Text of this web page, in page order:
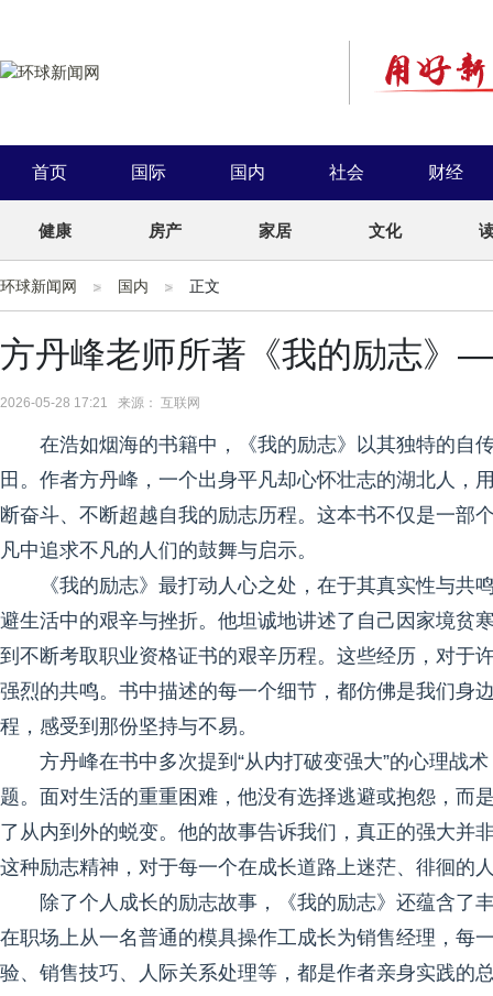
首页 国际 国内 社会 财经
健康 房产 家居 文化
环球新闻网 国内 正文
方丹峰老师所著《我的励志》
2026-05-28 17:21 来源： 互联网
在浩如烟海的书籍中，《我的励志》以其独特的自
田。作者方丹峰，一个出身平凡却心怀壮志的湖北人，
断奋斗、不断超越自我的励志历程。这本书不仅是一部
凡中追求不凡的人们的鼓舞与启示。
《我的励志》最打动人心之处，在于其真实性与
避生活中的艰辛与挫折。他坦诚地讲述了自己因家境贫
到不断考取职业资格证书的艰辛历程。这些经历，对于
强烈的共鸣。书中描述的每一个细节，都仿佛是我们身
程，感受到那份坚持与不易。
方丹峰在书中多次提到“从内打破变强大”的心理战
题。面对生活的重重困难，他没有选择逃避或抱怨，而
了从内到外的蜕变。他的故事告诉我们，真正的强大并
这种励志精神，对于每一个在成长道路上迷茫、徘徊的
除了个人成长的励志故事，《我的励志》还蕴含了
在职场上从一名普通的模具操作工成长为销售经理，每
验、销售技巧、人际关系处理等，都是作者亲身实践的